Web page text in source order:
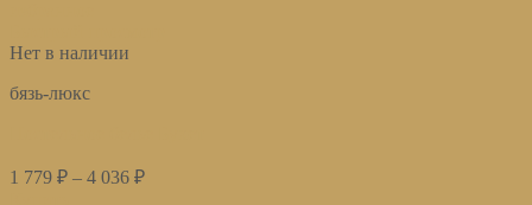
Нет в наличии
бязь-люкс
1 779 ₽ – 4 036 ₽